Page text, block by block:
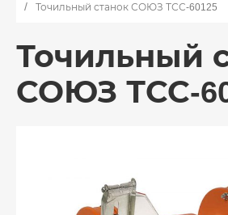
Точильный станок СОЮЗ ТСС-60125
Точильный
СОЮЗ ТСС-